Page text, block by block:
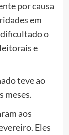
por causa
em
dificultado o
e
teve ao
meses.
aos
Eles